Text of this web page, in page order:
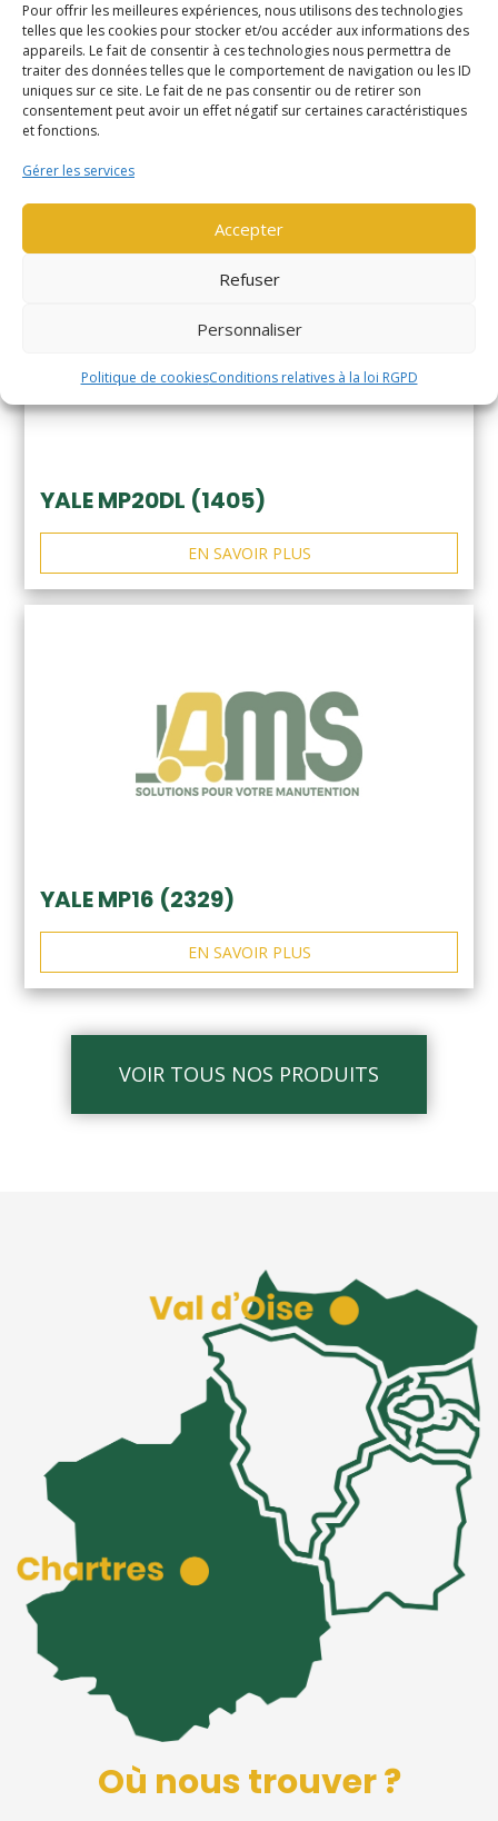
Pour offrir les meilleures expériences, nous utilisons des technologies
telles que les cookies pour stocker et/ou accéder aux informations des
appareils. Le fait de consentir à ces technologies nous permettra de
traiter des données telles que le comportement de navigation ou les ID
uniques sur ce site. Le fait de ne pas consentir ou de retirer son
consentement peut avoir un effet négatif sur certaines caractéristiques
et fonctions.
Gérer les services
Accepter
Refuser
Personnaliser
Politique de cookiesConditions relatives à la loi RGPD
YALE MS14XIL (2510)
YALE MP20DL (1405)
EN SAVOIR PLUS
YALE MP16 (2329)
EN SAVOIR PLUS
VOIR TOUS NOS PRODUITS
Où nous trouver ?